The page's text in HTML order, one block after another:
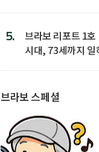
5.
브라보 리포트 1호
시대, 73세까지 일
브라보 스페셜